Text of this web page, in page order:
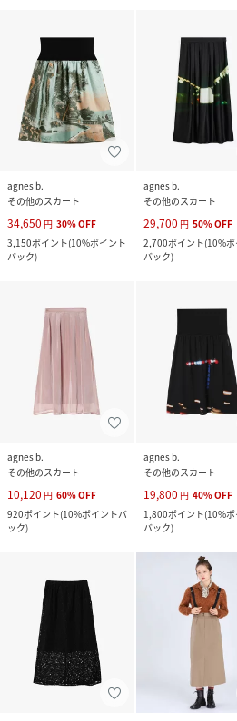
agnes b.
その他のスカート
34,650 円 30%OFF
3,150ポイント(10%ポイント
バック)
agnes b.
その他のスカート
29,700 円 50%OFF
2,700ポイント(10%
バック)
agnes b.
その他のスカート
10,120 円 60%OFF
920ポイント(10%ポイントバ
ック)
agnes b.
その他のスカート
19,800 円 40%OFF
1,800ポイント(10%
バック)